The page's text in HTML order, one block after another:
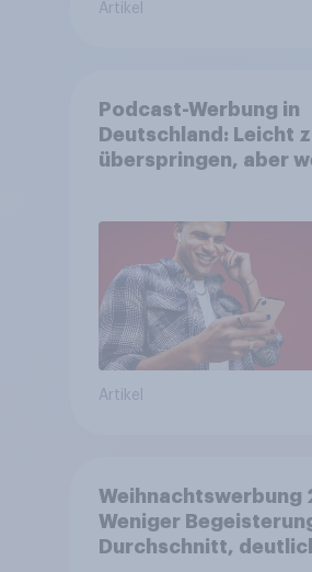
Artikel
Podcast-Werbung in
Deutschland: Leicht
überspringen, aber
Artikel
Weihnachtswerbung
Weniger
Durchschnitt,